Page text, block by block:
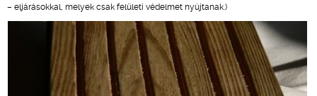
– eljárásokkal, melyek csak felületi védelmet nyújtanak.)